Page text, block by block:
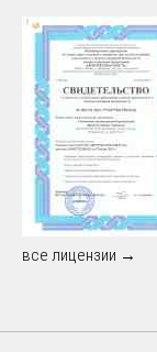
все лицензии →